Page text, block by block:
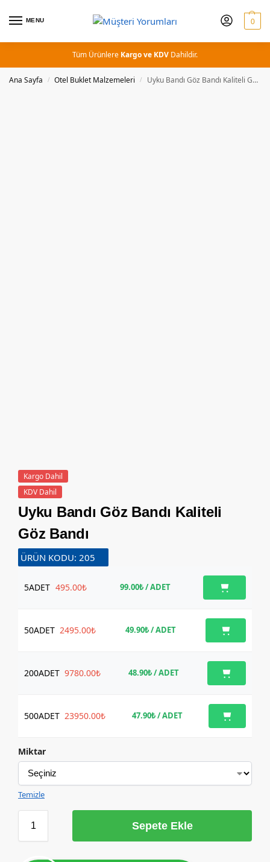
MENU 0
Tüm Ürünlere Kargo ve KDV Dahildir.
Ana Sayfa / Otel Buklet Malzemeleri / Uyku Bandı Göz Bandı Kaliteli Göz Bandı
Kargo Dahil
KDV Dahil
Uyku Bandı Göz Bandı Kaliteli
Göz Bandı
ÜRÜN KODU: 205
5ADET 495.00₺ 99.00₺/ ADET
50ADET 2495.00₺ 49.90₺/ ADET
200ADET 9780.00₺ 48.90₺/ ADET
500ADET 23950.00₺ 47.90₺/ ADET
Miktar
Temizle
Sepete Ekle